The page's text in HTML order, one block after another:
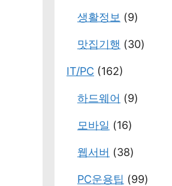
생활정보 (9)
맛집기행 (30)
IT/PC (162)
하드웨어 (9)
모바일 (16)
웹서버 (38)
PC운용팁 (99)